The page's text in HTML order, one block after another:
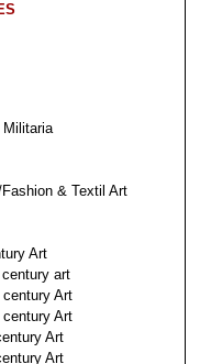
& Textil Art
Art
art
Art
Art
Art
Art